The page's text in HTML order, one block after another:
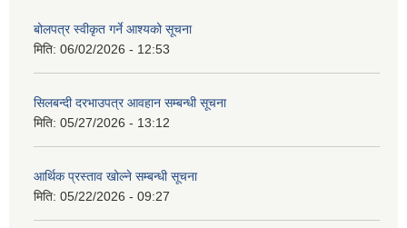
बोलपत्र स्वीकृत गर्ने आश्यको सूचना
मिति: 06/02/2026 - 12:53
सिलबन्दी दरभाउपत्र आवहान सम्बन्धी सूचना
मिति: 05/27/2026 - 13:12
आर्थिक प्रस्ताव खोल्ने सम्बन्धी सूचना
मिति: 05/22/2026 - 09:27